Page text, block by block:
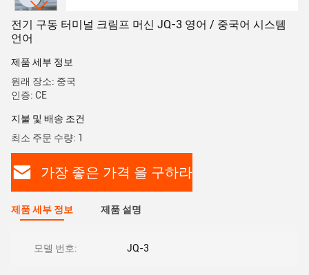
전기 구동 터미널 크림프 머신 JQ-3 영어 / 중국어 시스템
언어
제품 세부 정보
원래 장소: 중국
인증: CE
지불 및 배송 조건
최소 주문 수량: 1
가장 좋은 가격 을 구하라
제품 세부 정보 제품 설명
모델 번호: JQ-3